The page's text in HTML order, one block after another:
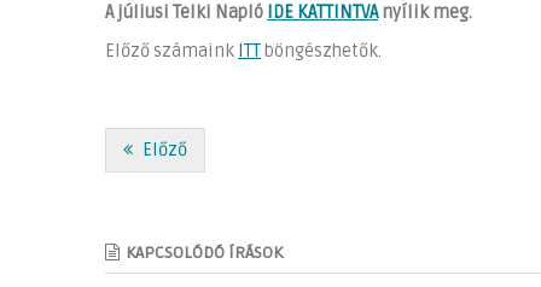
A júliusi Telki Napló IDE KATTINTVAnyílik meg.
Előző számaink ITT böngészhetők.
Előző
KAPCSOLÓDÓ ÍRÁSOK